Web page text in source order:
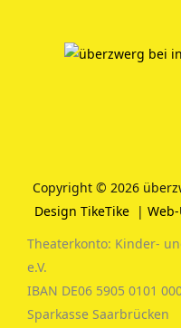
Copyright © 2026
Design TikeTike |
Theaterkonto: Kinder-
e.V.
IBAN DE06 5905 0101
Sparkasse Saarbrücken